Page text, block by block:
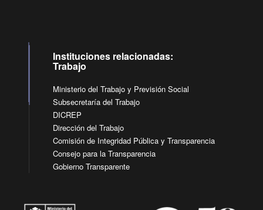
Instituciones relacionadas:
Trabajo
Ministerio del Trabajo y Previsión Social
Subsecretaría del Trabajo
DICREP
Dirección del Trabajo
Comisión de Integridad Pública y Transparencia
Consejo para la Transparencia
Gobierno Transparente